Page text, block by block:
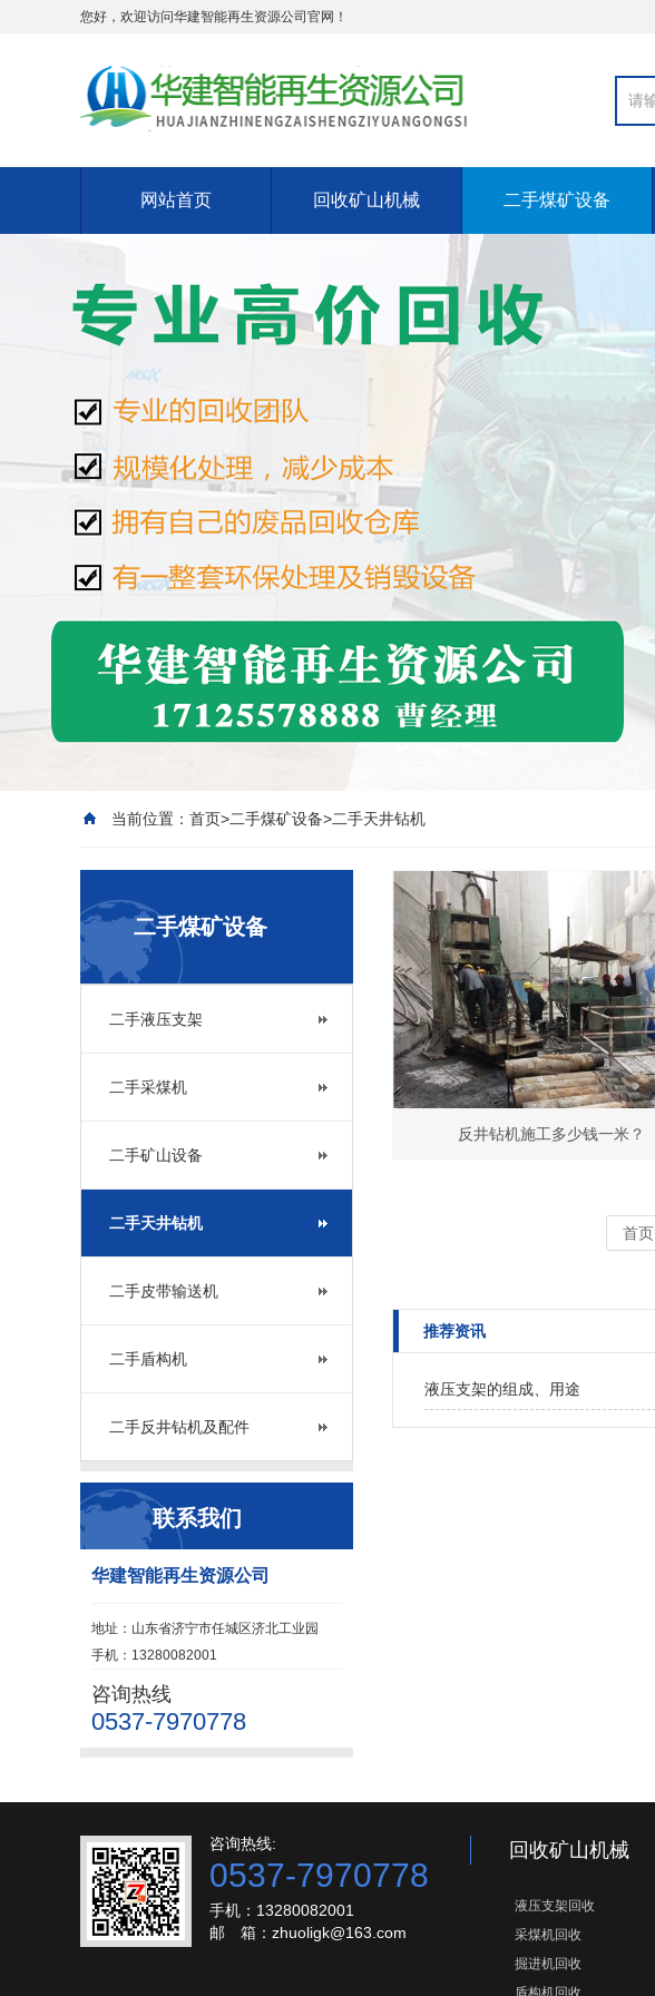
您好，欢迎访问华建智能再生资源公司官网！
网站首页 回收矿山机械 二手煤矿设备
当前位置： 首页>二手煤矿设备>二手天井钻机
二手煤矿设备
二手液压支架
二手采煤机
二手矿山设备
二手天井钻机
二手皮带输送机
二手盾构机
二手反井钻机及配件
联系我们
华建智能再生资源公司
地址：山东省济宁市任城区济北工业园
手机：13280082001
咨询热线
0537-7970778
反井钻机施工多少钱一米？
首页
推荐资讯
液压支架的组成、用途
咨询热线:
0537-7970778
手机：13280082001
邮 箱：zhuoligk@163.com
回收矿山机械
液压支架回收
采煤机回收
掘进机回收
盾构机回收